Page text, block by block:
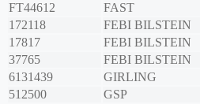
FT44612
FAST
172118
FEBI BILSTEIN
17817
FEBI BILSTEIN
37765
FEBI BILSTEIN
6131439
GIRLING
512500
GSP